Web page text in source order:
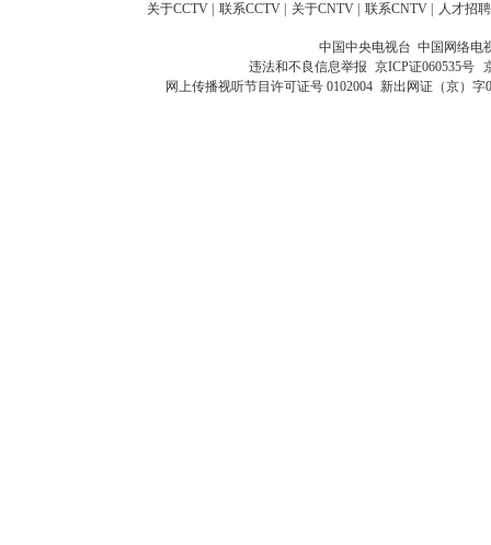
关于CCTV 联系CCTV 关于CNTV 联系CNTV 人才招聘
中国中央电视台 中国网络电
违法和不良信息举报 京ICP证060535号
网上传播视听节目许可证号 0102004 新出网证（京）